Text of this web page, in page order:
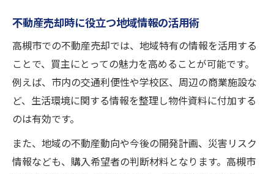
不動産売却時に役立つ地域情報の活用術
高槻市での不動産売却では、地域特有の情報を活用する
ことで、買主にとっての魅力を高めることが可能です。
例えば、市内の交通利便性や学校区、周辺の商業施設な
ど、生活環境に関する情報を整理し物件資料に付加する
のは有効です。
また、地域の不動産動向や今後の開発計画、災害リスク
情報なども、購入希望者の判断材料となります。高槻市